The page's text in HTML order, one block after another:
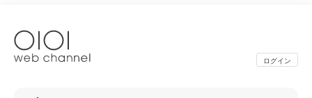
ログイン